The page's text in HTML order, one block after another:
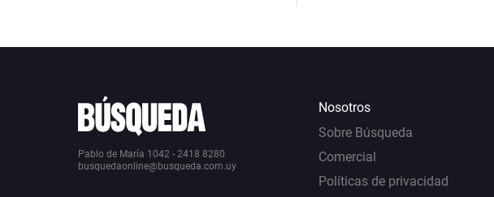
Pablo de María 1042 - 2418 8280
busquedaonline@busqueda.com.uy
Nosotros
Sobre Búsqueda
Comercial
Políticas de privacidad